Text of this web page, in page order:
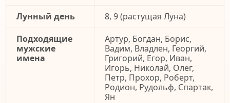
Лунный день
8, 9 (растущая Луна)
Подходящие
мужские
имена
Артур, Богдан, Борис,
Вадим, Владлен, Георгий,
Григорий, Егор, Иван,
Игорь, Николай, Олег,
Петр, Прохор, Роберт,
Родион, Рудольф, Спартак,
Ян